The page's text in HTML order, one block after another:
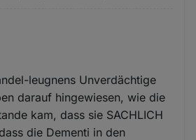
leugnens Unverdächtige
darauf hingewiesen, wie die
kam, dass sie SACHLICH
die Dementi in den